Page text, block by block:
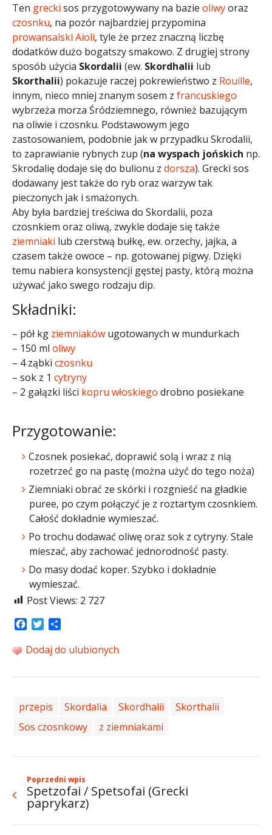
Ten grecki sos przygotowywany na bazie oliwyoraz
czosnku, na pozór najbardziej przypomina
prowansalski Aioli, tyle że przez znaczną liczbę
dodatków dużo bogatszy smakowo. Z drugiej strony
sposób użycia Skordalii (ew. Skordhalii lub
Skorthalii) pokazuje raczej pokrewieństwo z Rouille,
innym, nieco mniej znanym sosem z francuskiego
wybrzeża morza Śródziemnego, również bazującym
na oliwie i czosnku. Podstawowym jego
zastosowaniem, podobnie jak w przypadku Skrodalii,
to zaprawianie rybnych zup (na wyspach jońskich np.
Skrodalię dodaje się do bulionu z dorsza). Grecki sos
dodawany jest także do ryb oraz warzyw tak
pieczonych jak i smażonych.
Aby była bardziej treściwa do Skordalii, poza
czosnkiem oraz oliwą, zwykle dodaje się także
ziemniaki lub czerstwą bułkę, ew. orzechy, jajka, a
czasem także owoce – np. gotowanej pigwy. Dzięki
temu nabiera konsystencji gęstej pasty, którą można
używać jako swego rodzaju dip.
Składniki:
– pół kg ziemniaków ugotowanych w mundurkach
– 150 ml oliwy
– 4 ząbki czosnku
– sok z 1 cytryny
– 2 gałązki liści kopru włoskiego drobno posiekane
Przygotowanie:
Czosnek posiekać, doprawić solą i wraz z nią
rozetrzeć go na pastę (można użyć do tego noża)
Ziemniaki obrać ze skórki i rozgnieść na gładkie
puree, po czym połączyć je z roztartym czosnkiem.
Całość dokładnie wymieszać.
Po trochu dodawać oliwę oraz sok z cytryny. Stale
mieszać, aby zachować jednorodność pasty.
Do masy dodać koper. Szybko i dokładnie
wymieszać.
Post Views: 2 727
Facebook
Twitter
Dodaj do ulubionych
przepis Skordalia Skordhalii
Skorthalii
Sos czosnkowy
z ziemniakami
Poprzedni wpis
Spetzofai / Spetsofai (Grecki
paprykarz)